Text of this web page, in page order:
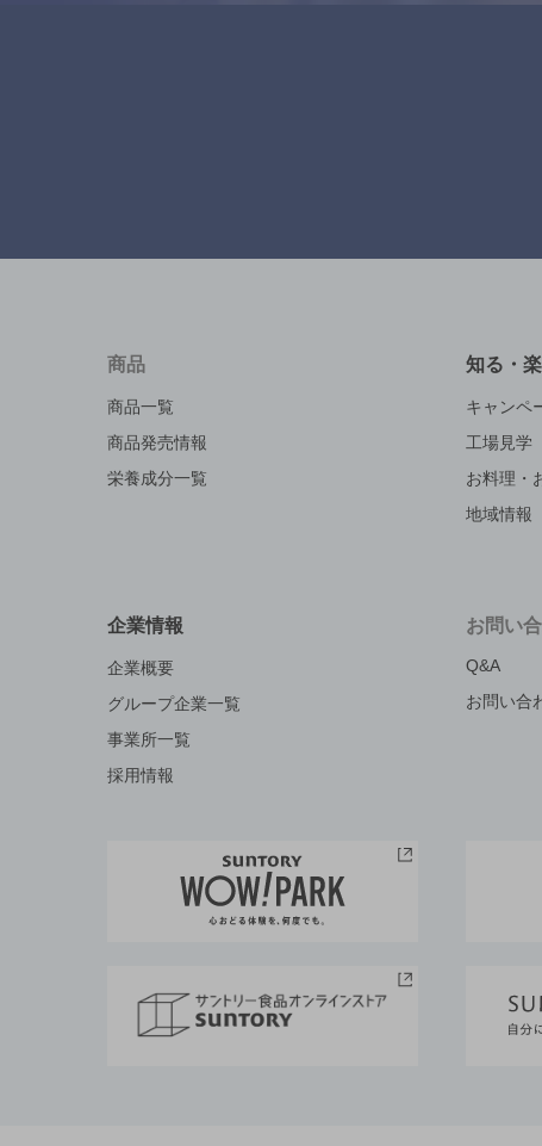
商品
商品一覧
商品発売情報
栄養成分一覧
知る・
キャンペ
工場見学
お料理・
地域情報
企業情報
企業概要
グループ企業一覧
事業所一覧
採用情報
お問い
Q&A
お問い合